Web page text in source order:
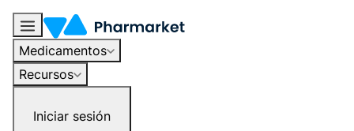
Medicamentos
Recursos
Iniciar sesión